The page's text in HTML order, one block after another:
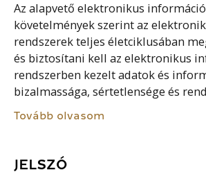
Az alapvető elektronikus
követelmények szerint az
rendszerek teljes életciklusában
és biztosítani kell az elektronikus
rendszerben kezelt adatok és
bizalmassága, sértetlensége és
Tovább olvasom
JELSZÓ